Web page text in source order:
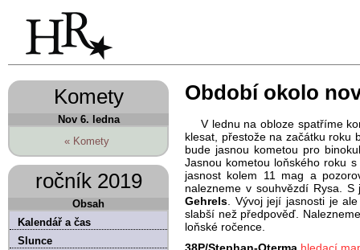
Komety
Nov 6. ledna
« Komety
ročník 2019
Obsah
Kalendář a čas
Slunce
Období okolo
V lednu na obloze spatříme
klesat, přestože na začátku roku
bude jasnou kometou pro
Jasnou kometou loňského roku
jasnost kolem 11 mag a
nalezneme v souhvězdí Rysa.
Gehrels . Vývoj její jasnosti je
slabší než předpověď.
loňské ročence.